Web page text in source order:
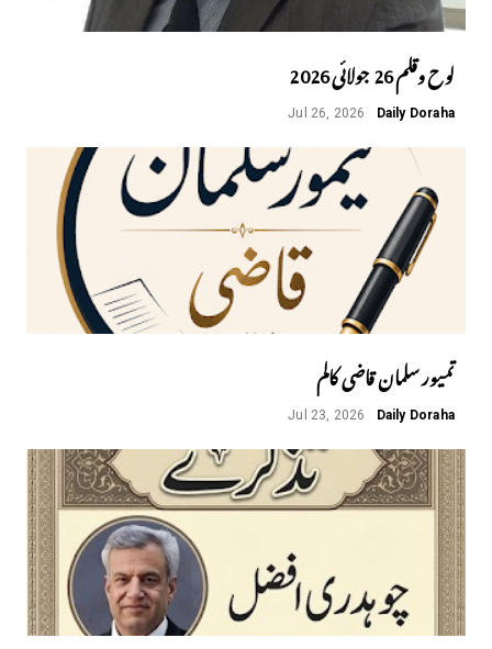
لوح وقلم 26 جولائی 2026
Daily Doraha
Jul 26, 2026
تمیور سلمان قاضی کالم
Daily Doraha
Jul 23, 2026